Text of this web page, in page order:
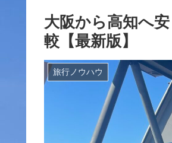
大阪から高知へ
較【最新版】
旅行ノウハウ